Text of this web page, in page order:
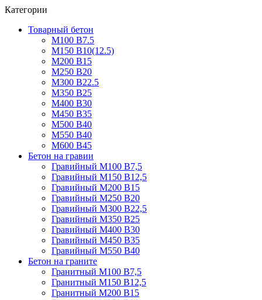
Категории
Товарный бетон
М100 В7.5
М150 В10(12.5)
М200 В15
М250 В20
М300 В22.5
М350 В25
М400 В30
М450 В35
М500 В40
М550 В40
М600 В45
Бетон на гравии
Гравийный М100 В7,5
Гравийный М150 В12,5
Гравийный М200 В15
Гравийный М250 В20
Гравийный М300 В22,5
Гравийный М350 В25
Гравийный М400 В30
Гравийный М450 В35
Гравийный М550 В40
Бетон на граните
Гранитный М100 В7,5
Гранитный М150 В12,5
Гранитный М200 В15